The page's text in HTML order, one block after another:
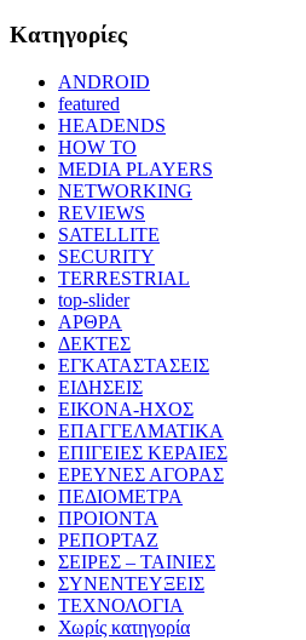
Kατηγορίες
ANDROID
featured
HEADENDS
HOW TO
MEDIA PLAYERS
NETWORKING
REVIEWS
SATELLITE
SECURITY
TERRESTRIAL
top-slider
ΑΡΘΡΑ
ΔΕΚΤΕΣ
ΕΓΚΑΤΑΣΤΑΣΕΙΣ
ΕΙΔΗΣΕΙΣ
ΕΙΚΟΝΑ-ΗΧΟΣ
ΕΠΑΓΓΕΛΜΑΤΙΚΑ
ΕΠΙΓΕΙΕΣ ΚΕΡΑΙΕΣ
ΕΡΕΥΝΕΣ ΑΓΟΡΑΣ
ΠΕΔΙΟΜΕΤΡΑ
ΠΡΟΙΟΝΤΑ
ΡΕΠΟΡΤΑΖ
ΣΕΙΡΕΣ – ΤΑΙΝΙΕΣ
ΣΥΝΕΝΤΕΥΞΕΙΣ
ΤΕΧΝΟΛΟΓΙΑ
Χωρίς κατηγορία